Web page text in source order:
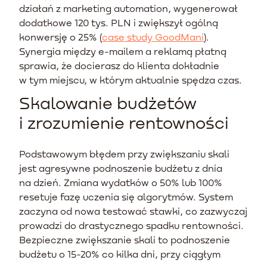
działań z marketing automation, wygenerował
dodatkowe 120 tys. PLN i zwiększył ogólną
konwersję o 25% (case study GoodMani).
Synergia między e-mailem a reklamą płatną
sprawia, że docierasz do klienta dokładnie
w tym miejscu, w którym aktualnie spędza czas.
Skalowanie budżetów
i zrozumienie rentowności
Podstawowym błędem przy zwiększaniu skali
jest agresywne podnoszenie budżetu z dnia
na dzień. Zmiana wydatków o 50% lub 100%
resetuje fazę uczenia się algorytmów. System
zaczyna od nowa testować stawki, co zazwyczaj
prowadzi do drastycznego spadku rentowności.
Bezpieczne zwiększanie skali to podnoszenie
budżetu o 15-20% co kilka dni, przy ciągłym